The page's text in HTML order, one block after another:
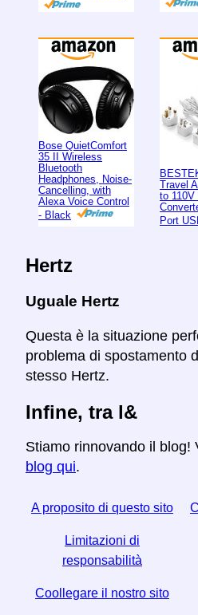
Bose QuietComfort
35 II Wireless
Bluetooth
Headphones, Noise-
Cancelling, with
Alexa Voice Control
- Black
Travel
to 110V
Port
Hertz
Uguale Hertz
Questa è la situazione
problema di spostamento
stesso Hertz.
Infine, tra l&
Stiamo rinnovando il blog!
blog qui.
A proposito di questo sito
Limitazioni di
responsabilità
Coollegare il nostro sito